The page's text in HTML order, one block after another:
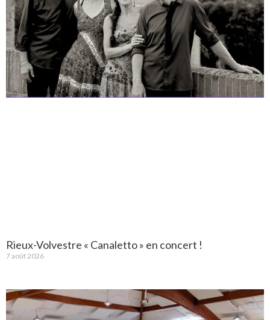
Rieux-Volvestre « Canaletto » en concert !
7 août 2026